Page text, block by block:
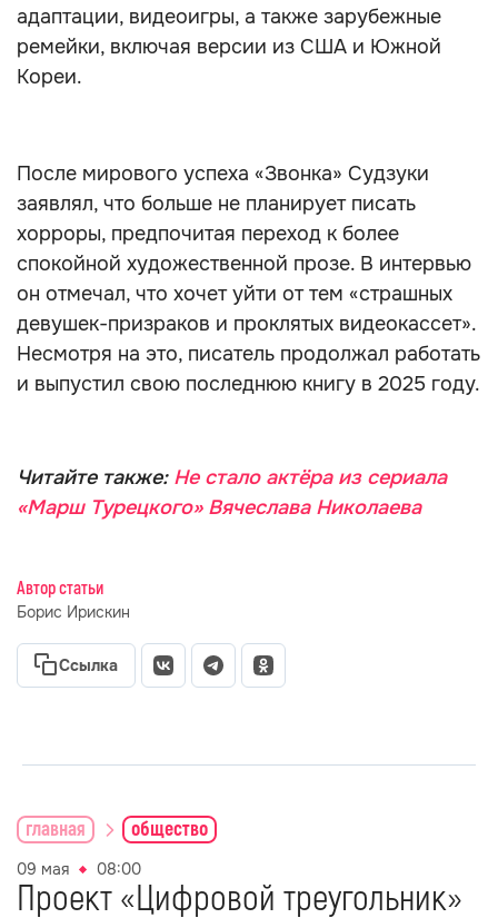
адаптации, видеоигры, а также зарубежные
ремейки, включая версии из США и Южной
Кореи.
После мирового успеха «Звонка» Судзуки
заявлял, что больше не планирует писать
хорроры, предпочитая переход к более
спокойной художественной прозе. В интервью
он отмечал, что хочет уйти от тем «страшных
девушек-призраков и проклятых видеокассет».
Несмотря на это, писатель продолжал работать
и выпустил свою последнюю книгу в 2025 году.
Читайте также: Не стало актёра из сериала
«Марш Турецкого» Вячеслава Николаева
Автор статьи
Борис Ирискин
Ссылка
главная общество
09 мая 08:00
Проект «Цифровой треугольник»